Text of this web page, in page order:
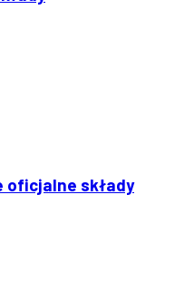
oficjalne składy